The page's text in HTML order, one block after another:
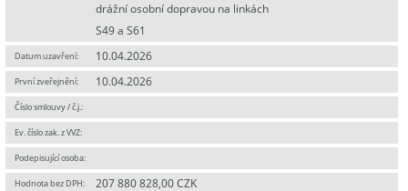
drážní osobní dopravou na linkách
S49 a S61
Datum uzavření: 10.04.2026
První zveřejnění: 10.04.2026
Číslo smlouvy / č.j.:
Ev. číslo zak. z VVZ:
Podepisující osoba:
Hodnota bez DPH: 207 880 828,00 CZK